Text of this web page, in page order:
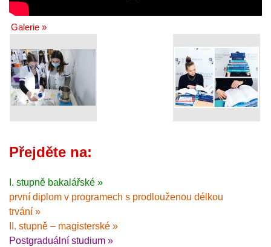
Galerie »
Přejděte na:
I. stupně bakalářské »
první diplom v programech s prodlouženou délkou
trvání »
II. stupně – magisterské »
Postgraduální studium »